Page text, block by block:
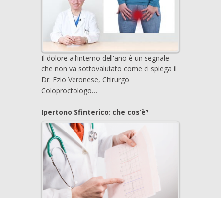
Il dolore all’interno dell'ano è un segnale
che non va sottovalutato come ci spiega il
Dr. Ezio Veronese, Chirurgo
Coloproctologo…
Ipertono Sfinterico: che cos’è?